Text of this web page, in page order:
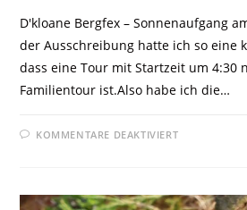
D'kloane Bergfex – Sonnenaufgang
der Ausschreibung hatte ich so eine
dass eine Tour mit Startzeit um 4:30
Familientour ist.Also habe ich die…
KOMMENTARE DEAKTIVIERT